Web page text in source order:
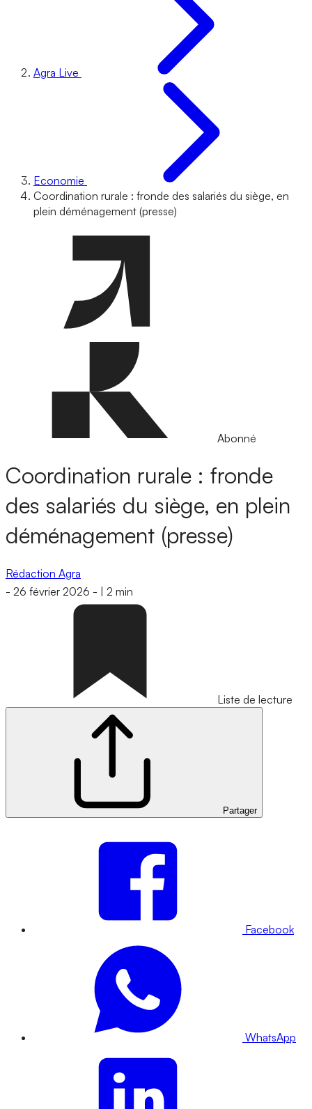
Agra Live
Economie
Coordination rurale : fronde des salariés du siège, en
plein déménagement (presse)
Abonné
Coordination rurale : fronde
des salariés du siège, en plein
déménagement (presse)
Rédaction Agra
- 26 février 2026 - 2 min
Liste de lecture
Partager
Facebook
WhatsApp